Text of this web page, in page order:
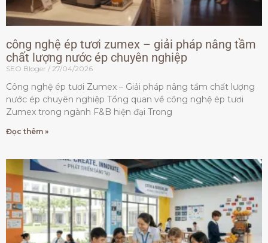
công nghệ ép tươi zumex – giải pháp nâng tầm
chất lượng nước ép chuyên nghiệp
SEO Bloger 27/04/2026
Công nghệ ép tươi Zumex – Giải pháp nâng tầm chất lượng
nước ép chuyên nghiệp Tổng quan về công nghệ ép tươi
Zumex trong ngành F&B hiện đại Trong
Đọc thêm »